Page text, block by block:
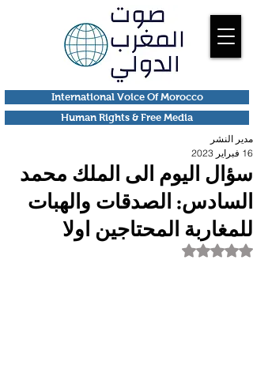
Human Rights & Free Media
International Voice Of Morocco
سؤال اليوم الى الملك محمد
السادس: الصدقات والهبات
للمغاربة المحتاجين اولا
مدير النشر
16 فبراير 2023
تم التقييم بـ ليس رقمًا من أصل 5 نجوم.